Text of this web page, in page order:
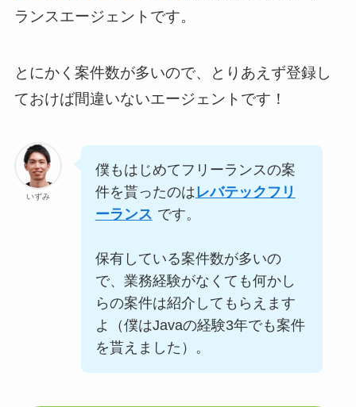
ランスエージェントです。
とにかく案件数が多いので、とりあえず登録し
ておけば間違いないエージェントです！
いずみ
僕もはじめてフリーランスの案
件を貰ったのはレバテックフリ
ーランス です。
保有している案件数が多いの
で、業務経験がなくても何かし
らの案件は紹介してもらえます
よ（僕はJavaの経験3年でも案件
を貰えました）。